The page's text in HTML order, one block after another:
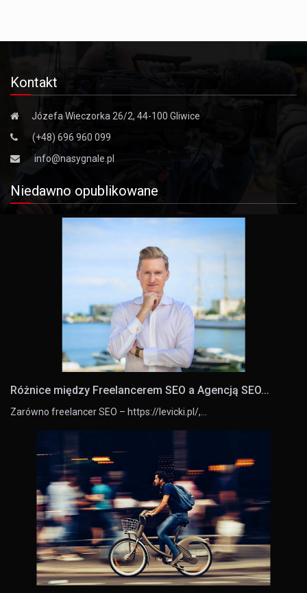
Kontakt
Józefa Wieczorka 26/2, 44-100 Gliwice
(+48) 696 960 099
info@nasygnale.pl
Niedawno opublikowane
Różnice między Freelancerem SEO a Agencją SEO...
Zarówno freelancer SEO – https://levicki.pl/,…